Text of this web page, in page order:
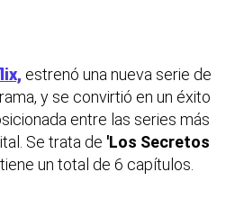
estrenó una nueva serie de
y se convirtió en un éxito
entre las series más
Se trata de 'Los Secretos
un total de 6 capítulos.